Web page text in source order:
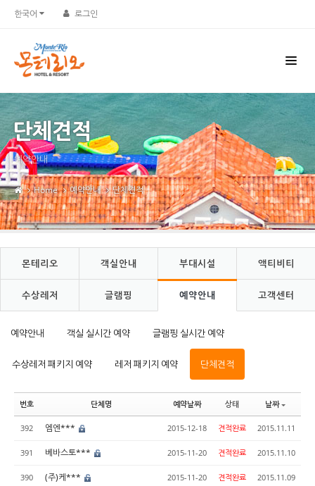
한국어 로그인
단체견적
예약안내
Home 예약안내 단체견적
몬테리오 객실안내 부대시설 액티비티
수상레저 글램핑 예약안내 고객센터
예약안내 객실 실시간 예약 글램핑 실시간 예약
수상레저 패키지 예약 레저 패키지 예약 단체견적
번호 단체명 예약날짜 상태 날짜
392 엠엔*** 2015-12-18 견적완료 2015.11.11
391 베바스토*** 2015-11-20 견적완료 2015.11.10
390 (주)케*** 2015-11-20 견적완료 2015.11.09
Sketchbook5, 스케치북5